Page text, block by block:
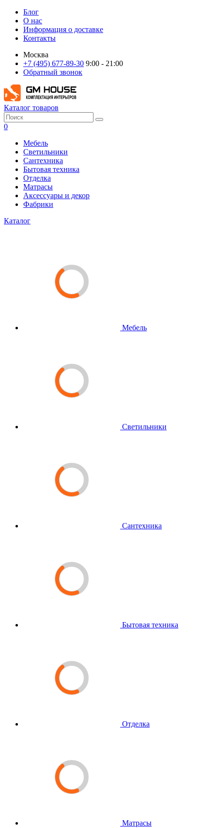
Блог
О нас
Информация о доставке
Контакты
Москва
+7 (495) 677-89-30 9:00 - 21:00
Обратный звонок
Каталог товаров
0
Мебель
Светильники
Сантехника
Бытовая техника
Отделка
Матрасы
Аксессуары и декор
Фабрики
Каталог
Мебель
Светильники
Сантехника
Бытовая техника
Отделка
Матрасы